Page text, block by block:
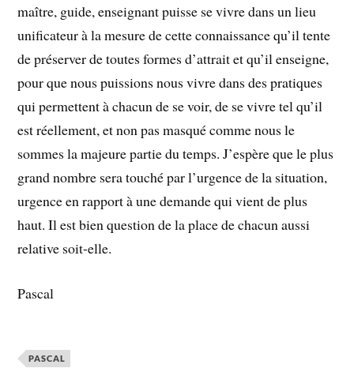
maître, guide, enseignant puisse se vivre dans un lieu
unificateur à la mesure de cette connaissance qu’il tente
de préserver de toutes formes d’attrait et qu’il enseigne,
pour que nous puissions nous vivre dans des pratiques
qui permettent à chacun de se voir, de se vivre tel qu’il
est réellement, et non pas masqué comme nous le
sommes la majeure partie du temps. J’espère que le plus
grand nombre sera touché par l’urgence de la situation,
urgence en rapport à une demande qui vient de plus
haut. Il est bien question de la place de chacun aussi
relative soit-elle.
Pascal
PASCAL